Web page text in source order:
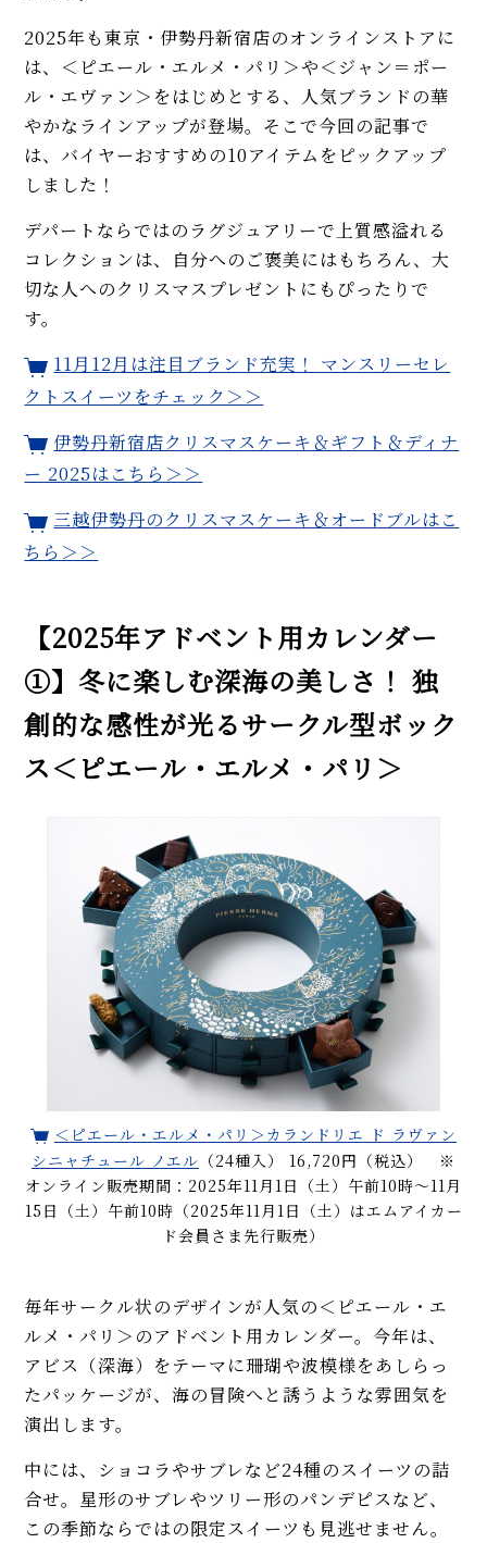
2025年も東京・伊勢丹新宿店のオンラインストアに
は、＜ピエール・エルメ・パリ＞や＜ジャン＝ポー
ル・エヴァン＞をはじめとする、人気ブランドの華
やかなラインアップが登場。そこで今回の記事で
は、バイヤーおすすめの10アイテムをピックアップ
しました！
デパートならではのラグジュアリーで上質感溢れる
コレクションは、自分へのご褒美にはもちろん、大
切な人へのクリスマスプレゼントにもぴったりで
す。
11月12月は注目ブランド充実！ マンスリーセレ
クトスイーツをチェック＞＞
伊勢丹新宿店クリスマスケーキ＆ギフト＆ディナ
ー 2025はこちら＞＞
三越伊勢丹のクリスマスケーキ＆オードブルはこ
ちら＞＞
【2025年アドベント用カレンダー
①】冬に楽しむ深海の美しさ！ 独
創的な感性が光るサークル型ボック
ス＜ピエール・エルメ・パリ＞
＜ピエール・エルメ・パリ＞カランドリエ ド ラヴァン
シニャチュール ノエル （24種入） 16,720円（税込） ※
オンライン販売期間：2025年11月1日（土）午前10時～11月
15日（土）午前10時（2025年11月1日（土）はエムアイカー
ド会員さま先行販売）
毎年サークル状のデザインが人気の＜ピエール・エ
ルメ・パリ＞のアドベント用カレンダー。今年は、
アビス（深海）をテーマに珊瑚や波模様をあしらっ
たパッケージが、海の冒険へと誘うような雰囲気を
演出します。
中には、ショコラやサブレなど24種のスイーツの詰
合せ。星形のサブレやツリー形のパンデピスなど、
この季節ならではの限定スイーツも見逃せません。